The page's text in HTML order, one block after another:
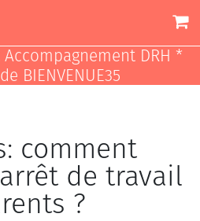
DRH *
BIENVENUE35
comment
de travail
?